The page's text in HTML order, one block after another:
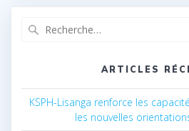
ARTICLES
KSPH-Lisanga renforce les
les nouvelles